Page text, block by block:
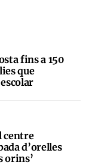
fins a 150
que
centre
d’orelles
orins’